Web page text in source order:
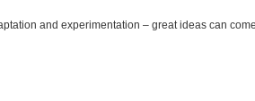
and experimentation – great ideas can